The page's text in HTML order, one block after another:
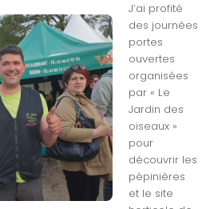
J’ai profité
des journées
portes
ouvertes
organisées
par « Le
Jardin des
oiseaux »
pour
découvrir les
pépinières
et le site